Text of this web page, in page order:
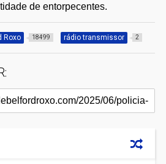
de entorpecentes.
Roxo 18499 rádio transmissor 2